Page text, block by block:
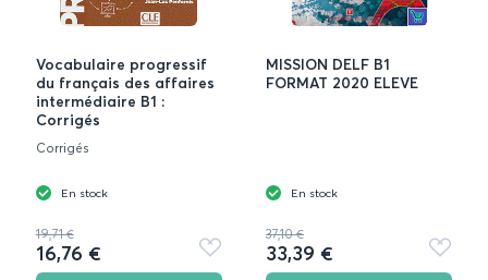
Vocabulaire progressif
du français des affaires
intermédiaire B1 :
Corrigés
Corrigés
En stock
19,71 €
16,76 €
Ajouter
aux
MISSION DELF B1
FORMAT 2020 ELEVE
En stock
37,10 €
33,39 €
Ajouter
aux